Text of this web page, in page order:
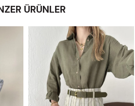
ÜRÜNLER